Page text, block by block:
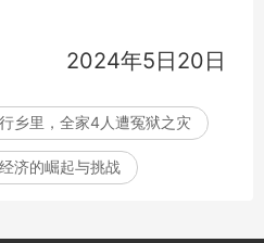
日20日
乡里，全家4人遭冤狱之灾
济的崛起与挑战